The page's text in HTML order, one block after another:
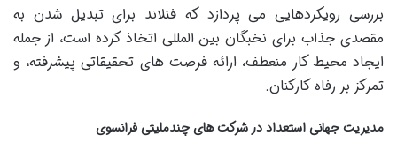
بررسی رویکردهایی می پردازد که فنلاند برای تبدیل شدن به
مقصدی جذاب برای نخبگان بین المللی اتخاذ کرده است، از جمله
ایجاد محیط کار منعطف، ارائه فرصت های تحقیقاتی پیشرفته، و
تمرکز بر رفاه کارکنان.
مدیریت جهانی استعداد در شرکت های چندملیتی فرانسوی